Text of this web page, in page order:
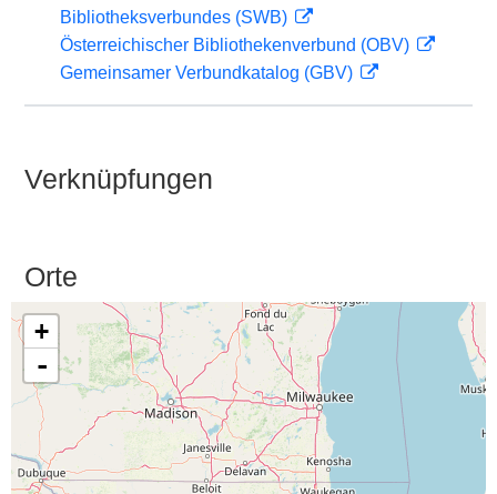
Bibliotheksverbundes (SWB)
Österreichischer Bibliothekenverbund (OBV)
Gemeinsamer Verbundkatalog (GBV)
Verknüpfungen
Orte
+
-